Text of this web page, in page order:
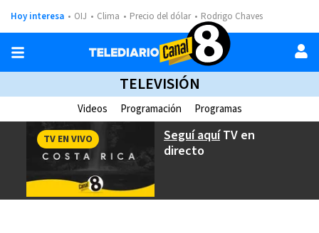
Hoy interesa OIJ Clima Precio del dólar Rodrigo Chaves
TELEVISIÓN
Videos Programación Programas
Seguí aquíTV en
directo
TV EN VIVO